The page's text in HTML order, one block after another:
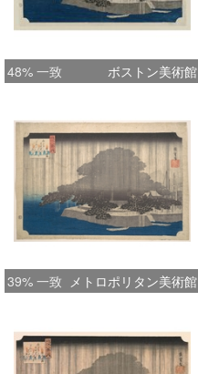
48% 一致 ボストン美術館
39% 一致 メトロポリタン美術館